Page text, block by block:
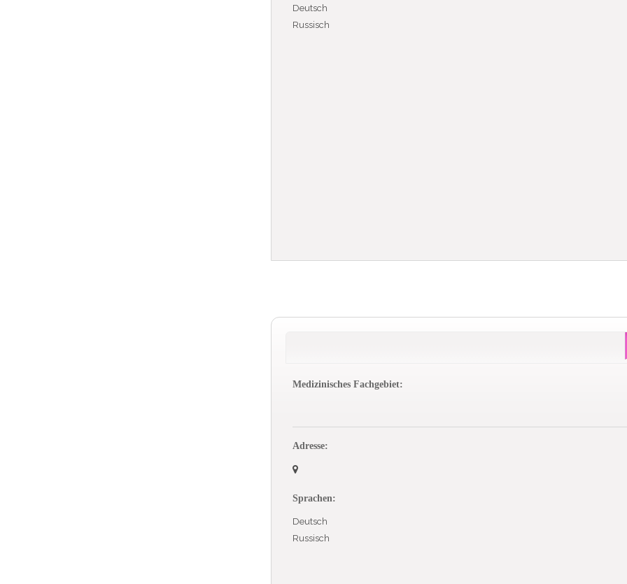
Deutsch
Russisch
Medizinisches Fachgebiet:
Adresse:
Sprachen:
Deutsch
Russisch